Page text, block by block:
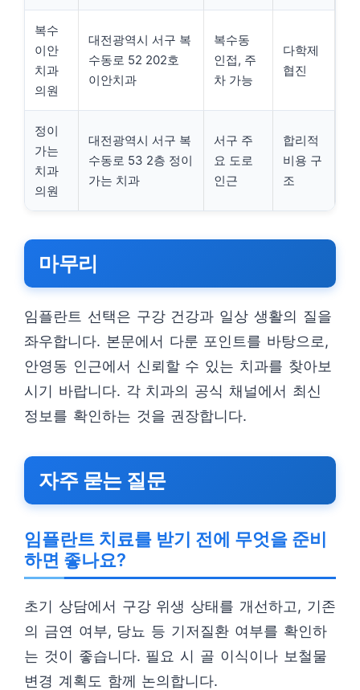
복수
이안
치과
의원
대전광역시 서구 복
수동로 52 202호
이안치과
복수동
인접, 주
차 가능
다학제
협진
정이
가는
치과
의원
대전광역시 서구 복
수동로 53 2층 정이
가는 치과
서구 주
요 도로
인근
합리적
비용 구
조
마무리
임플란트 선택은 구강 건강과 일상 생활의 질을
좌우합니다. 본문에서 다룬 포인트를 바탕으로,
안영동 인근에서 신뢰할 수 있는 치과를 찾아보
시기 바랍니다. 각 치과의 공식 채널에서 최신
정보를 확인하는 것을 권장합니다.
자주 묻는 질문
임플란트 치료를 받기 전에 무엇을 준비
하면 좋나요?
초기 상담에서 구강 위생 상태를 개선하고, 기존
의 금연 여부, 당뇨 등 기저질환 여부를 확인하
는 것이 좋습니다. 필요 시 골 이식이나 보철물
변경 계획도 함께 논의합니다.